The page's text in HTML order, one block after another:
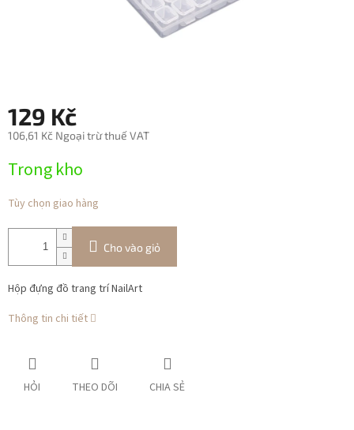
129 Kč
106,61 Kč Ngoại trừ thuế VAT
đo
Trong kho
Tùy chọn giao hàng
Cho vào giỏ
Hộp đựng đồ trang trí NailArt
Thông tin chi tiết
HỎI THEO DÕI CHIA SẺ